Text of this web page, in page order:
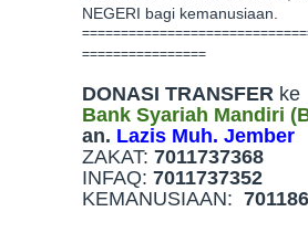
NEGERI bagi kemanusiaan.
================
DONASI TRANSFER ke
Bank Syariah Mandiri
an. Lazis Muh. Jember
ZAKAT: 7011737368
INFAQ: 7011737352
KEMANUSIAAN: